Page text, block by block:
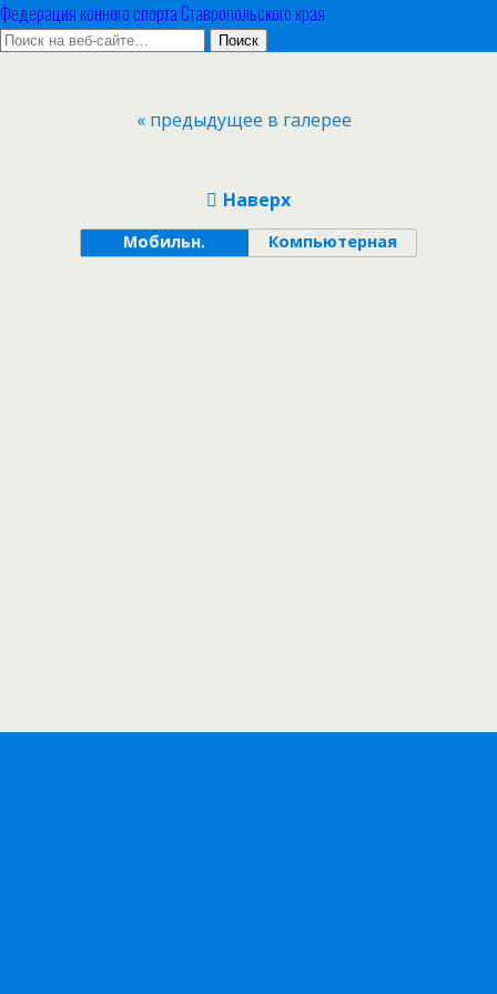
Федерация конного спорта Ставропольского края
« предыдущее в галерее
Наверх
Мобильн. Компьютерная